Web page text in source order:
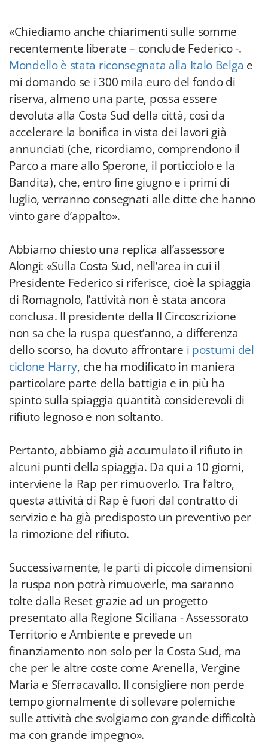
«Chiediamo anche chiarimenti sulle somme
recentemente liberate – conclude Federico -.
Mondello è stata riconsegnata alla Italo Belga e
mi domando se i 300 mila euro del fondo di
riserva, almeno una parte, possa essere
devoluta alla Costa Sud della città, così da
accelerare la bonifica in vista dei lavori già
annunciati (che, ricordiamo, comprendono il
Parco a mare allo Sperone, il porticciolo e la
Bandita), che, entro fine giugno e i primi di
luglio, verranno consegnati alle ditte che hanno
vinto gare d’appalto».
Abbiamo chiesto una replica all’assessore
Alongi: «Sulla Costa Sud, nell’area in cui il
Presidente Federico si riferisce, cioè la spiaggia
di Romagnolo, l’attività non è stata ancora
conclusa. Il presidente della II Circoscrizione
non sa che la ruspa quest’anno, a differenza
dello scorso, ha dovuto affrontare i postumi del
ciclone Harry, che ha modificato in maniera
particolare parte della battigia e in più ha
spinto sulla spiaggia quantità considerevoli di
rifiuto legnoso e non soltanto.
Pertanto, abbiamo già accumulato il rifiuto in
alcuni punti della spiaggia. Da qui a 10 giorni,
interviene la Rap per rimuoverlo. Tra l’altro,
questa attività di Rap è fuori dal contratto di
servizio e ha già predisposto un preventivo per
la rimozione del rifiuto.
Successivamente, le parti di piccole dimensioni
la ruspa non potrà rimuoverle, ma saranno
tolte dalla Reset grazie ad un progetto
presentato alla Regione Siciliana - Assessorato
Territorio e Ambiente e prevede un
finanziamento non solo per la Costa Sud, ma
che per le altre coste come Arenella, Vergine
Maria e Sferracavallo. Il consigliere non perde
tempo giornalmente di sollevare polemiche
sulle attività che svolgiamo con grande difficoltà
ma con grande impegno».